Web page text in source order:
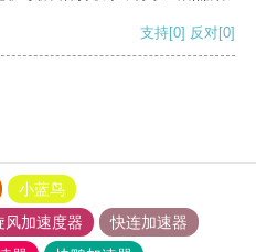
支持[0] 反对[0]
小蓝鸟
风加速度器
快连加速器